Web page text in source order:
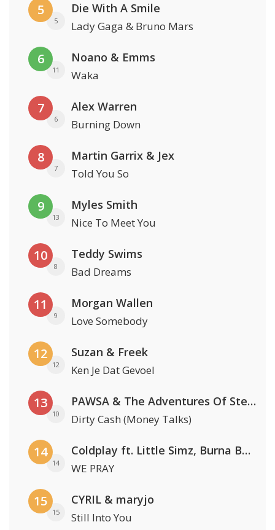
5
5
Die With A Smile
Lady Gaga & Bruno Mars
6
11
Noano & Emms
Waka
7
6
Alex Warren
Burning Down
8
7
Martin Garrix & Jex
Told You So
9
13
Myles Smith
Nice To Meet You
10
8
Teddy Swims
Bad Dreams
11
9
Morgan Wallen
Love Somebody
12
12
Suzan & Freek
Ken Je Dat Gevoel
13
10
PAWSA & The Adventures Of Stevie V
Dirty Cash (Money Talks)
14
14
Coldplay ft. Little Simz, Burna Boy, Elyanna & Tini
WE PRAY
15
15
CYRIL & maryjo
Still Into You